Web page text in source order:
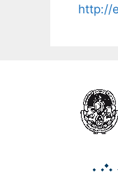
http://